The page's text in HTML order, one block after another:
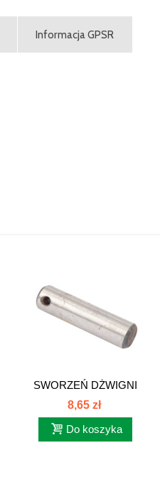
Informacja GPSR
SWORZEŃ DŻWIGNI
SPRZĘGŁA 80021043
8,65 zł
Do koszyka